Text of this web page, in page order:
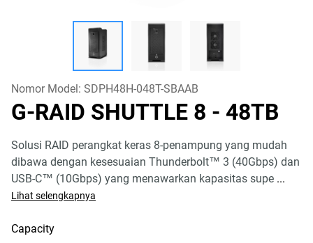
Nomor Model: SDPH48H-048T-SBAAB
G-RAID SHUTTLE 8 - 48TB
Solusi RAID perangkat keras 8-penampung yang mudah
dibawa dengan kesesuaian Thunderbolt™ 3 (40Gbps) dan
USB-C™ (10Gbps) yang menawarkan kapasitas supe ...
Lihat selengkapnya
Capacity